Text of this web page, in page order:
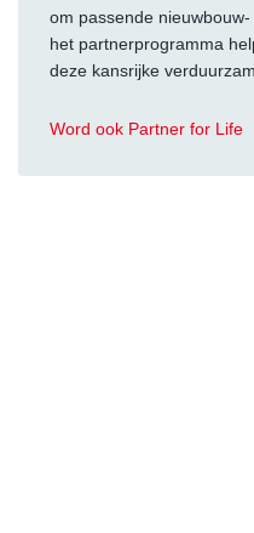
om passende
het partnerprogramma
deze kansrijke
Word ook Partner for Life